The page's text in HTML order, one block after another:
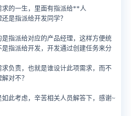
的一生，里面有指派给**人
是指派给开发同学？
指派给对应的产品经理，这样方便统
指派给开发，开发通过创建任务来分
负责，也就是谁设计此项需求，而不
对不？
此考虑，辛苦相关人员解答下，感谢~